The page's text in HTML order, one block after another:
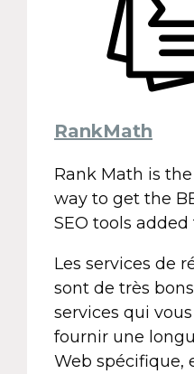
RankMath
Rank Math is
way to get the
SEO tools
Les services de
sont de très
services qui
fournir une
Web spécifique,